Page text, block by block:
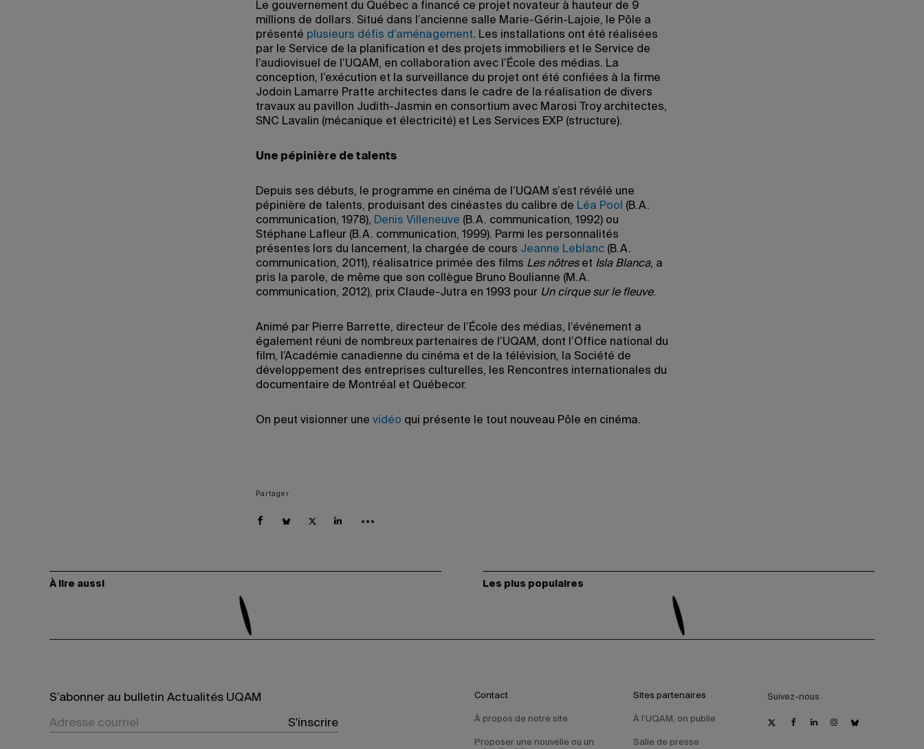
Le gouvernement du Québec a financé ce projet novateur à hauteur de 9
millions de dollars. Situé dans l’ancienne salle Marie-Gérin-Lajoie, le Pôle a
présenté plusieurs défis d’aménagement. Les installations ont été réalisées
par le Service de la planification et des projets immobiliers et le Service de
l’audiovisuel de l’UQAM, en collaboration avec l’École des médias. La
conception, l’exécution et la surveillance du projet ont été confiées à la firme
Jodoin Lamarre Pratte architectes dans le cadre de la réalisation de divers
travaux au pavillon Judith-Jasmin en consortium avec Marosi Troy architectes,
SNC Lavalin (mécanique et électricité) et Les Services EXP (structure).
Une pépinière de talents
Depuis ses débuts, le programme en cinéma de l’UQAM s’est révélé une
pépinière de talents, produisant des cinéastes du calibre de Léa Pool
(B.A.
communication, 1978), Denis Villeneuve (B.A. communication, 1992) ou
Stéphane Lafleur (B.A. communication, 1999). Parmi les personnalités
présentes lors du lancement, la chargée de cours Jeanne Leblanc (B.A.
communication, 2011), réalisatrice primée des films Les nôtreset Isla Blanca, a
pris la parole, de même que son collègue Bruno Boulianne (M.A.
communication, 2012), prix Claude-Jutra en 1993 pour Un cirque sur le fleuve.
Animé par Pierre Barrette, directeur de l’École des médias, l’événement a
également réuni de nombreux partenaires de l’UQAM, dont l’Office national du
film, l’Académie canadienne du cinéma et de la télévision, la Société de
développement des entreprises culturelles, les Rencontres internationales du
documentaire de Montréal et Québecor.
On peut visionner une vidéo qui présente le tout nouveau Pôle en cinéma.
Partager
À lire aussi Les plus populaires
S’abonner au bulletin Actualités UQAM
S'inscrire
Contact
À propos de notre site
Proposer une nouvelle ou un
Sites partenaires
À l’UQAM, on publie
Salle de presse
Suivez-nous